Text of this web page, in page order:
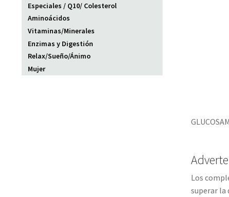
Los
superar la
Especiales / Q10/ Colesterol
Aminoácidos
Vitaminas/Minerales
Enzimas y Digestión
Relax/Sueño/Ánimo
Mujer